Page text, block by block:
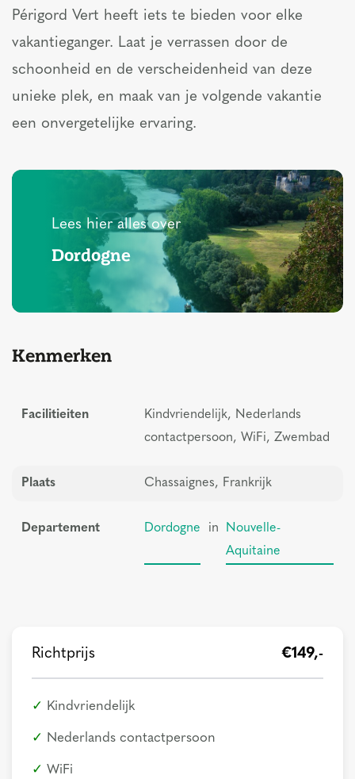
Périgord Vert heeft iets te bieden voor elke
vakantieganger. Laat je verrassen door de
schoonheid en de verscheidenheid van deze
unieke plek, en maak van je volgende vakantie
een onvergetelijke ervaring.
Lees hier alles over
Dordogne
Kenmerken
Facilitieiten
Kindvriendelijk, Nederlands
contactpersoon, WiFi, Zwembad
Plaats Chassaignes, Frankrijk
Departement Dordogne in
Nouvelle-
Aquitaine
Richtprijs €149,-
Kindvriendelijk
Nederlands contactpersoon
WiFi